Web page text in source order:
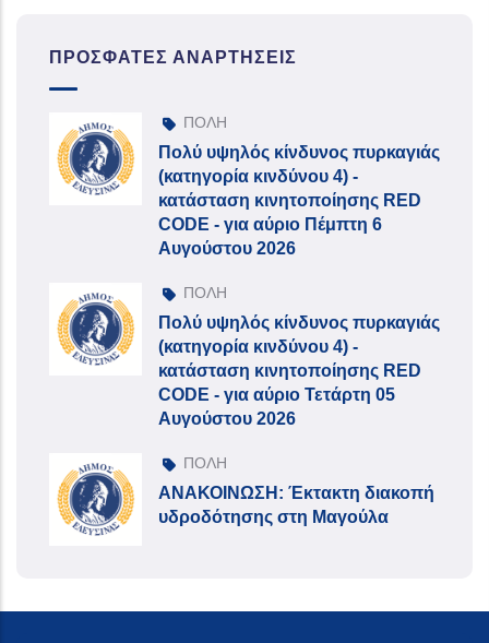
ΠΡΌΣΦΑΤΕΣ ΑΝΑΡΤΉΣΕΙΣ
ΠΟΛΗ
Πολύ υψηλός κίνδυνος πυρκαγιάς
(κατηγορία κινδύνου 4) -
κατάσταση κινητοποίησης RED
CODE - για αύριο Πέμπτη 6
Αυγούστου 2026
ΠΟΛΗ
Πολύ υψηλός κίνδυνος πυρκαγιάς
(κατηγορία κινδύνου 4) -
κατάσταση κινητοποίησης RED
CODE - για αύριο Τετάρτη 05
Αυγούστου 2026
ΠΟΛΗ
ΑΝΑΚΟΙΝΩΣΗ: Έκτακτη διακοπή
υδροδότησης στη Μαγούλα